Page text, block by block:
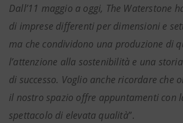
Dall’11 maggio a oggi, The Waterstone
di imprese differenti per dimensioni e
ma che condividono una produzione di
l’attenzione alla sostenibilità e una
di successo. Voglio anche ricordare che
il nostro spazio offre appuntamenti con
spettacolo di elevata qualità”.